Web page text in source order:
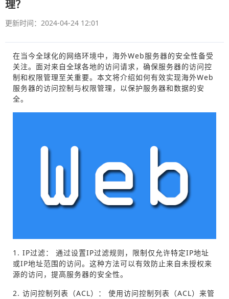
理？
更新时间：2024-04-24 12:01
在当今全球化的网络环境中，海外Web服务器的安全性备受
关注。面对来自全球各地的访问请求，确保服务器的访问控
制和权限管理至关重要。本文将介绍如何有效实现海外Web
服务器的访问控制与权限管理，以保护服务器和数据的安
全。
1. IP过滤： 通过设置IP过滤规则，限制仅允许特定IP地址
或IP地址范围的访问。这种方法可以有效防止来自未授权来
源的访问，提高服务器的安全性。
2. 访问控制列表（ACL）： 使用访问控制列表（ACL）来管